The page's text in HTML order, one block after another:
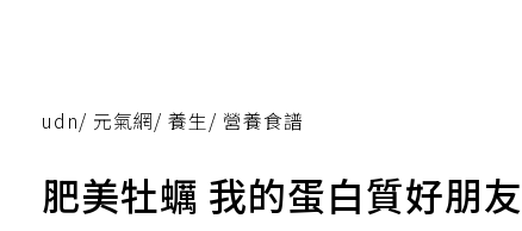
udn/ 元氣網/ 養生/ 營養食譜
肥美牡蠣 我的蛋白質好朋友